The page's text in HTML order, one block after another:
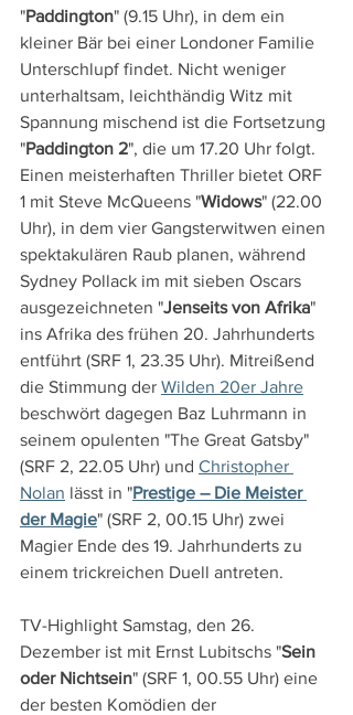
"Paddington" (9.15 Uhr), in dem ein
kleiner Bär bei einer Londoner Familie
Unterschlupf findet. Nicht weniger
unterhaltsam, leichthändig Witz mit
Spannung mischend ist die Fortsetzung
"Paddington 2", die um 17.20 Uhr folgt.
Einen meisterhaften Thriller bietet ORF
1 mit Steve McQueens "Widows" (22.00
Uhr), in dem vier Gangsterwitwen einen
spektakulären Raub planen, während
Sydney Pollack im mit sieben Oscars
ausgezeichneten "Jenseits von Afrika"
ins Afrika des frühen 20. Jahrhunderts
entführt (SRF 1, 23.35 Uhr). Mitreißend
die Stimmung der Wilden 20er Jahre
beschwört dagegen Baz Luhrmann in
seinem opulenten "The Great Gatsby"
(SRF 2, 22.05 Uhr) und Christopher
Nolan lässt in "Prestige – Die Meister
der Magie" (SRF 2, 00.15 Uhr) zwei
Magier Ende des 19. Jahrhunderts zu
einem trickreichen Duell antreten.
TV-Highlight Samstag, den 26.
Dezember ist mit Ernst Lubitschs "Sein
oder Nichtsein" (SRF 1, 00.55 Uhr) eine
der besten Komödien der